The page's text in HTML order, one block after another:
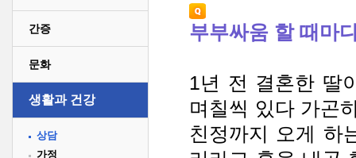
간증
문화
생활과 건강
상담
가정
부부싸움 할 때마
1년 전 결혼한 딸
며칠씩 있다 가곤
친정까지 오게 하